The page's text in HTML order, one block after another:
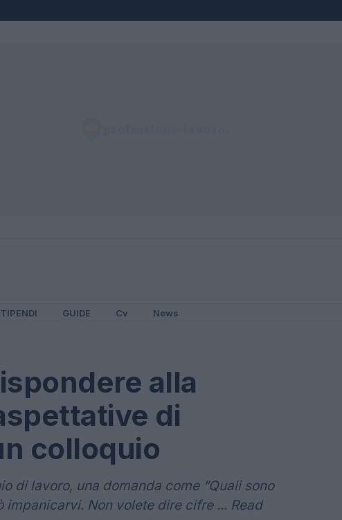
GUIDE Cv News
alla
di
colloquio
di lavoro, una domanda come “Quali sono
Non volete dire cifre ... Read